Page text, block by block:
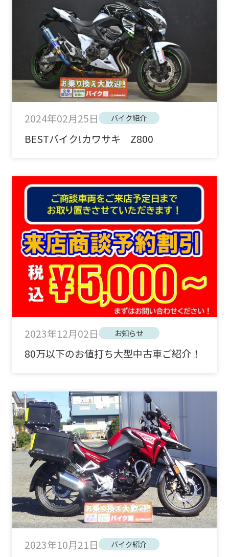
2024年02月25日 バイク紹介
BESTバイク!カワサキ Z800
2023年12月02日 お知らせ
80万以下のお値打ち大型中古車ご紹介！
2023年10月21日 バイク紹介